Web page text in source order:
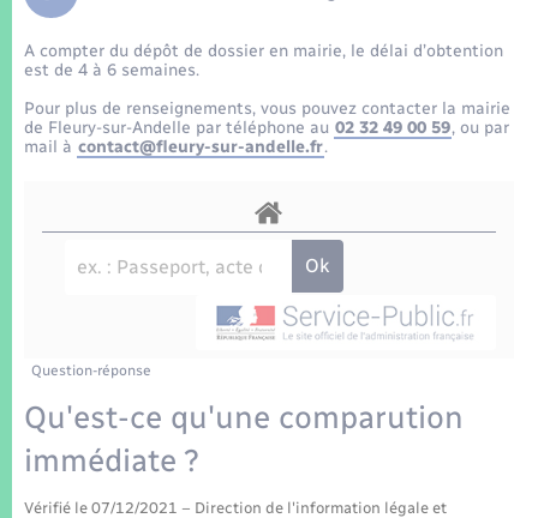
Etat-civil - Papiers - Citoyenneté
Mariage – PACS
Parrainage civil
Logement - Urbanisme
Nouvel habitant
Organisation d’événement
Sécurité - Prévention
Transports scolaires
Travaux - Autorisation d’occupation de l’espace
public
Compétences
Plan interactif
La Communauté de communes
A compter du dépôt de dossier en mairie, le délai d’obtention
est de 4 à 6 semaines.
Pour plus de renseignements, vous pouvez contacter la mairie
de Fleury-sur-Andelle par téléphone au 02 32 49 00 59, ou par
mail à contact@fleury-sur-andelle.fr.
Question-réponse
Qu'est-ce qu'une comparution
immédiate ?
Vérifié le 07/12/2021 – Direction de l'information légale et